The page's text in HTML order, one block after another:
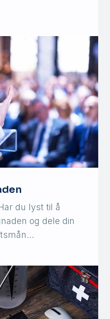
du lyst til å
og dele din